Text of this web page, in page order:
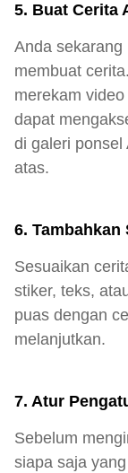
5. Buat Cerita
Anda
membuat
merekam
dapat
di galeri ponsel
atas.
6. Tambahkan
Sesuaikan
stiker, teks,
puas dengan
melanjutkan.
7. Atur
Sebelum
siapa saja